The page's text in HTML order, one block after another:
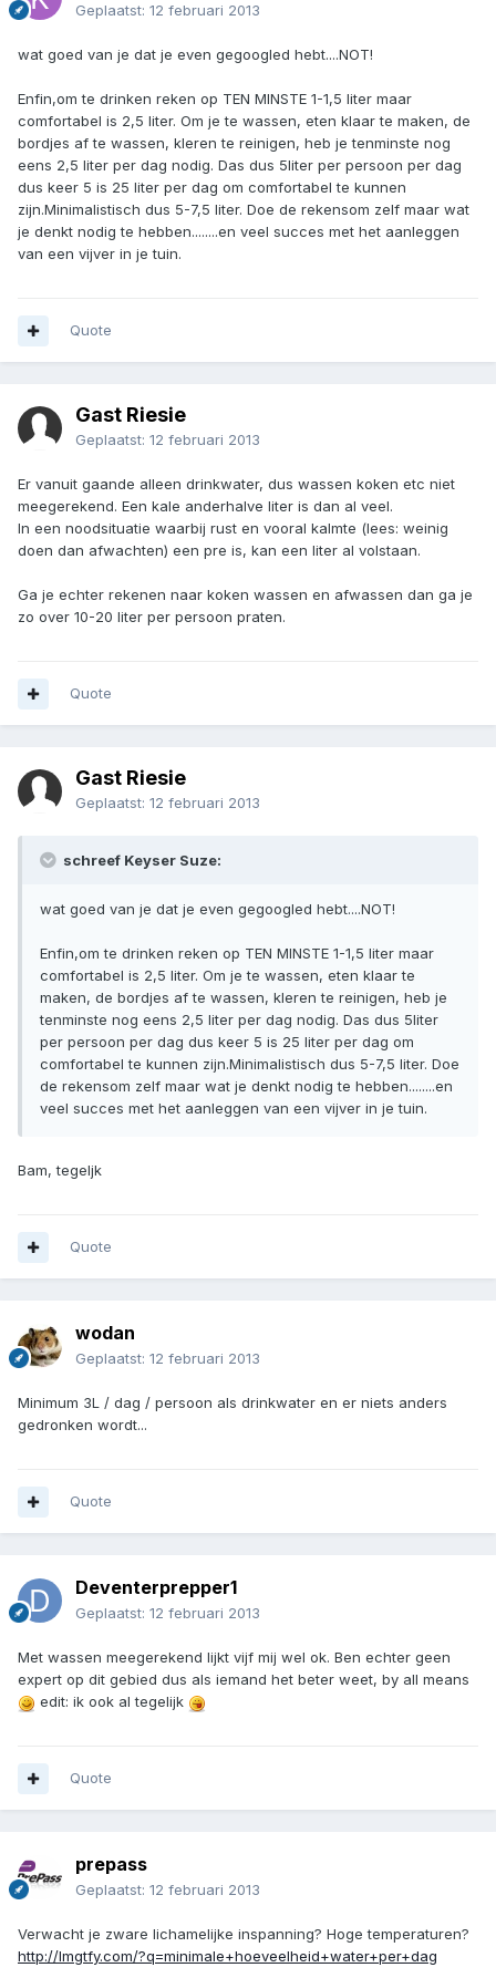
Geplaatst: 12 februari 2013
wat goed van je dat je even gegoogled hebt....NOT!
Enfin,om te drinken reken op TEN MINSTE 1-1,5 liter maar
comfortabel is 2,5 liter. Om je te wassen, eten klaar te maken, de
bordjes af te wassen, kleren te reinigen, heb je tenminste nog
eens 2,5 liter per dag nodig. Das dus 5liter per persoon per dag
dus keer 5 is 25 liter per dag om comfortabel te kunnen
zijn.Minimalistisch dus 5-7,5 liter. Doe de rekensom zelf maar wat
je denkt nodig te hebben........en veel succes met het aanleggen
van een vijver in je tuin.
Quote
Gast Riesie
Geplaatst: 12 februari 2013
Er vanuit gaande alleen drinkwater, dus wassen koken etc niet
meegerekend. Een kale anderhalve liter is dan al veel.
In een noodsituatie waarbij rust en vooral kalmte (lees: weinig
doen dan afwachten) een pre is, kan een liter al volstaan.
Ga je echter rekenen naar koken wassen en afwassen dan ga je
zo over 10-20 liter per persoon praten.
Quote
Gast Riesie
Geplaatst: 12 februari 2013
schreef Keyser Suze:
wat goed van je dat je even gegoogled hebt....NOT!
Enfin,om te drinken reken op TEN MINSTE 1-1,5 liter maar
comfortabel is 2,5 liter. Om je te wassen, eten klaar te
maken, de bordjes af te wassen, kleren te reinigen, heb je
tenminste nog eens 2,5 liter per dag nodig. Das dus 5liter
per persoon per dag dus keer 5 is 25 liter per dag om
comfortabel te kunnen zijn.Minimalistisch dus 5-7,5 liter. Doe
de rekensom zelf maar wat je denkt nodig te hebben........en
veel succes met het aanleggen van een vijver in je tuin.
Bam, tegeljk
Quote
wodan
Geplaatst: 12 februari 2013
Minimum 3L / dag / persoon als drinkwater en er niets anders
gedronken wordt...
Quote
Deventerprepper1
Geplaatst: 12 februari 2013
Met wassen meegerekend lijkt vijf mij wel ok. Ben echter geen
expert op dit gebied dus als iemand het beter weet, by all means
edit: ik ook al tegelijk
Quote
prepass
Geplaatst: 12 februari 2013
Verwacht je zware lichamelijke inspanning? Hoge temperaturen?
http://lmgtfy.com/?q=minimale+hoeveelheid+water+per+dag